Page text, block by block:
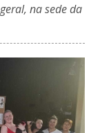
na sede da